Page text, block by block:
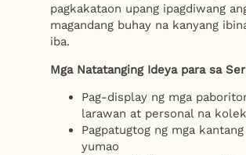
pagkakataon upang ipagdiwang
magandang buhay na kanyang
iba.
Mga Natatanging Ideya para sa
Pag-display ng mga
larawan at personal na
Pagpatugtog ng mga
yumao